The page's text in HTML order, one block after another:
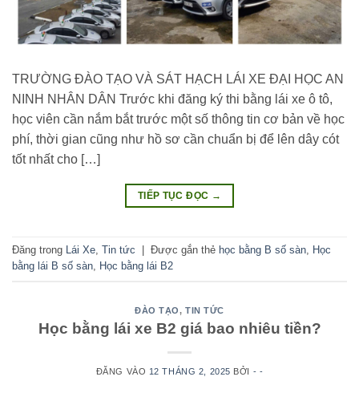
TRƯỜNG ĐÀO TẠO VÀ SÁT HẠCH LÁI XE ĐẠI HỌC AN
NINH NHÂN DÂN Trước khi đăng ký thi bằng lái xe ô tô,
học viên cần nắm bắt trước một số thông tin cơ bản về học
phí, thời gian cũng như hồ sơ cần chuẩn bị để lên dây cót
tốt nhất cho […]
TIẾP TỤC ĐỌC →
Đăng trong Lái Xe Tin tức Được gắn thẻ học bằng B số sàn
Học
bằng lái B số sàn
Học bằng lái B2
ĐÀO TẠO,TIN TỨC
Học bằng lái xe B2 giá bao nhiêu tiền?
ĐĂNG VÀO 12 THÁNG 2, 2025 BỞI - -